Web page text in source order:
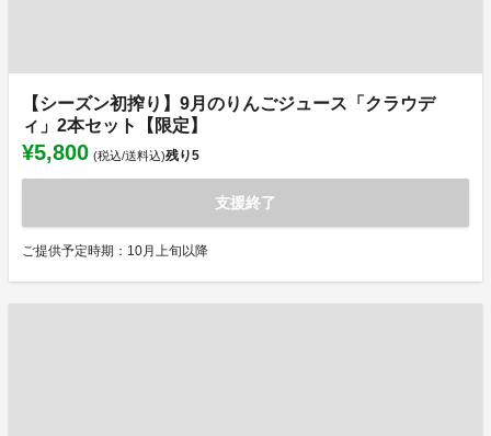
【シーズン初搾り】9月のりんごジュース「クラウデ
ィ」2本セット【限定】
¥5,800 (税込/送料込)残り5
支援終了
ご提供予定時期：10月上旬以降